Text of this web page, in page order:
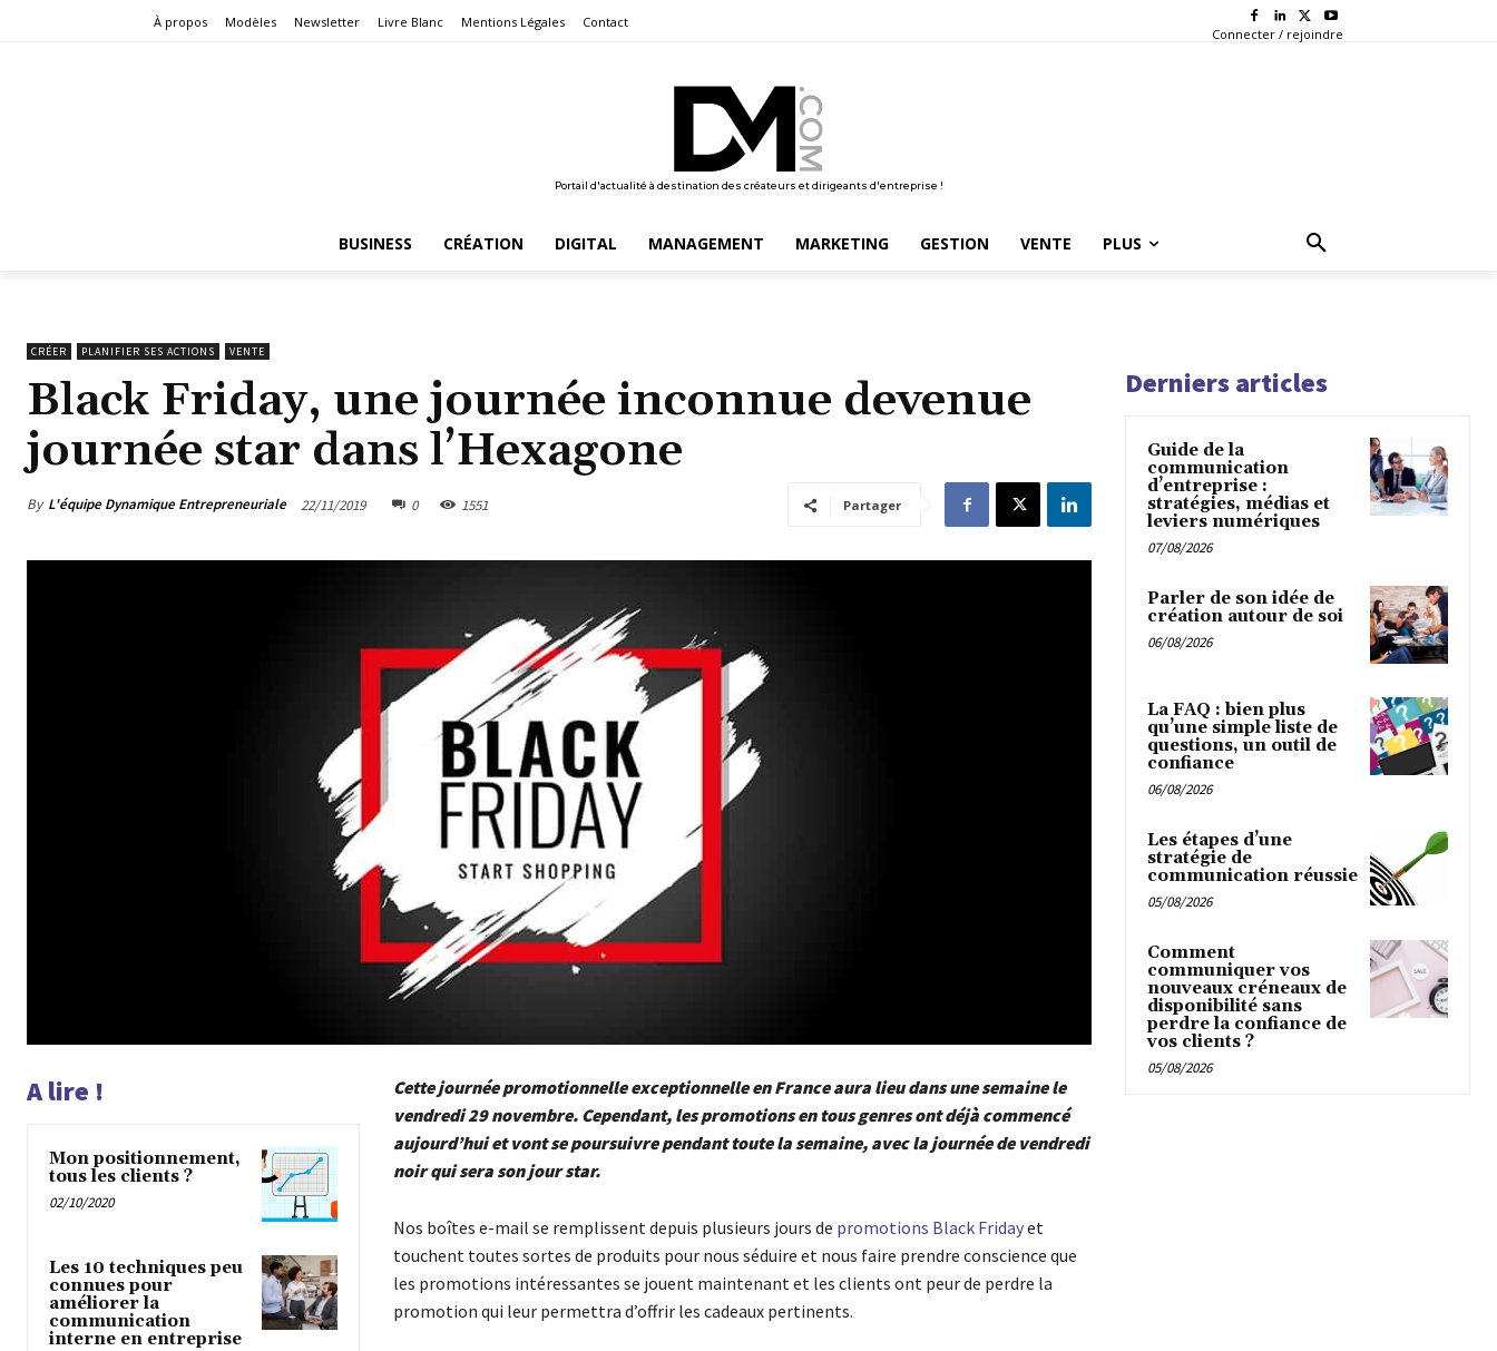
À propos Modèles Newsletter Livre Blanc Mentions Légales Contact
Connecter / rejoindre
Portail d'actualité à destination des créateurs et dirigeants d'entreprise !
BUSINESS CRÉATION DIGITAL MANAGEMENT MARKETING GESTION VENTE PLUS
CRÉER PLANIFIER SES ACTIONS VENTE
Black Friday, une journée inconnue devenue
journée star dans l’Hexagone
By L'équipe Dynamique Entrepreneuriale 22/11/2019 0 1551 Partager
A lire !
Mon positionnement,
tous les clients ?
02/10/2020
Les 10 techniques peu
connues pour
améliorer la
communication
interne en entreprise
Cette journée promotionnelle exceptionnelle en France aura lieu dans une semaine le
vendredi 29 novembre. Cependant, les promotions en tous genres ont déjà commencé
aujourd’hui et vont se poursuivre pendant toute la semaine, avec la journée de vendredi
noir qui sera son jour star.
Nos boîtes e-mail se remplissent depuis plusieurs jours de promotions Black Fridayet
touchent toutes sortes de produits pour nous séduire et nous faire prendre conscience que
les promotions intéressantes se jouent maintenant et les clients ont peur de perdre la
promotion qui leur permettra d’offrir les cadeaux pertinents.
Derniers articles
Guide de la
communication
d’entreprise :
stratégies, médias et
leviers numériques
07/08/2026
Parler de son idée de
création autour de soi
06/08/2026
La FAQ : bien plus
qu’une simple liste de
questions, un outil de
confiance
06/08/2026
Les étapes d’une
stratégie de
communication réussie
05/08/2026
Comment
communiquer vos
nouveaux créneaux de
disponibilité sans
perdre la confiance de
vos clients ?
05/08/2026